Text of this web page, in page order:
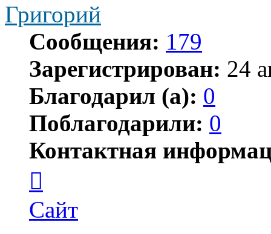
Григорий
Сообщения: 179
Зарегистрирован: 24
Благодарил (а): 0
Поблагодарили: 0
Контактная
пользователя
Григорий
Сайт